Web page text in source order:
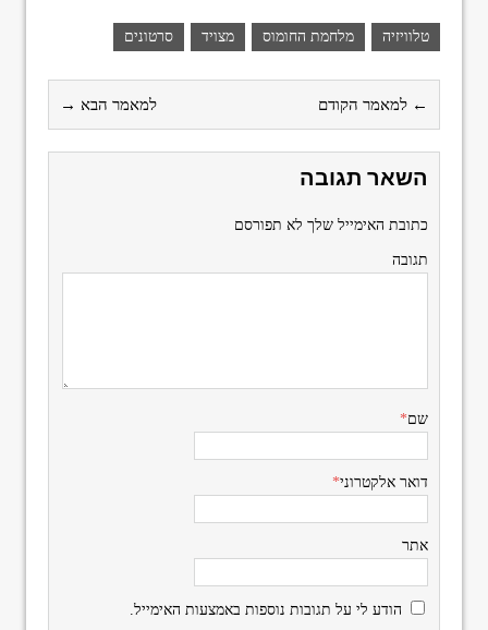
טלוויזיה מלחמת החומוס מצויד סרטונים
← למאמר הקודם למאמר הבא →
השאר תגובה
כתובת האימייל שלך לא תפורסם
תגובה
שם*
דואר אלקטרוני*
אתר
הודע לי על תגובות נוספות באמצעות האימייל.